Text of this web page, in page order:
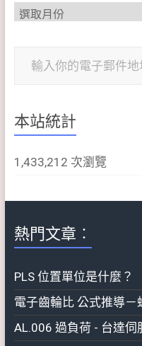
彙
整
本站統計
1,433,212 次瀏覽
熱門文章︰
PLS 位置單位是什麼？
電子齒輪比 公式推導－
AL.006 過負荷 - 台達伺